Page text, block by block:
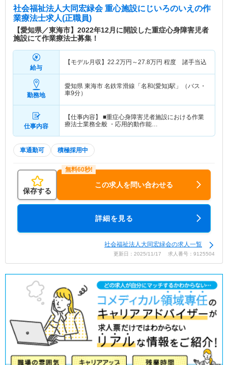
社会福祉法人大同宏緑会 重心施設にじいろのいえ の作
業療法士求人(正職員)
【愛知県／東海市】2022年12月に開設した重症心身障害児者
施設にて作業療法士募集！
給与
【モデル月収】 22.2万円～27.8万円 程度 諸手当込
勤務地
愛知県 東海市 名鉄常滑線「名和(愛知)駅」（バス・
車9分）
仕事内容
【仕事内容】 ■重症心身障害児者施設における作業
療法士業務全般 ・応用的動作能…
車通勤可 積極採用中
保存する
この求人を問い合わせる
詳細を見る
社会福祉法人大同宏緑会の求人一覧
更新日：2025/11/17 求人番号：9125504